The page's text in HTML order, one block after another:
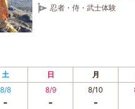
忍者・侍・武士体験
土 日 月
8/8
-
8/9
-
8/10
-